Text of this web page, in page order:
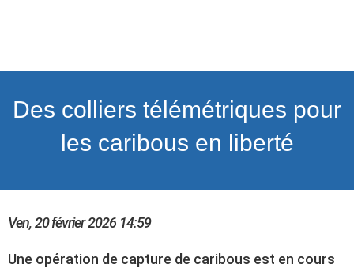
Des colliers télémétriques pour
les caribous en liberté
Ven, 20 février 2026 14:59
Une opération de capture de caribous est en cours